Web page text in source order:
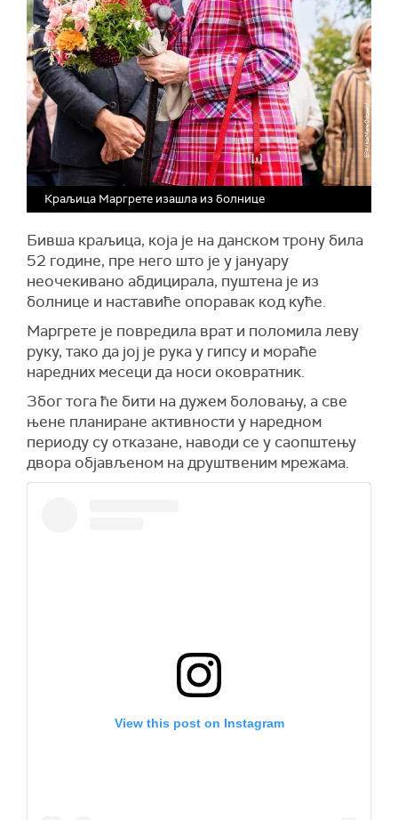
Краљица Маргрете изашла из болнице
Бивша краљица, која је на данском трону била
52 године, пре него што је у јануару
неочекивано абдицирала, пуштена је из
болнице и наставиће опоравак код куће.
Маргрете је повредила врат и поломила леву
руку, тако да јој је рука у гипсу и мораће
наредних месеци да носи оковратник.
Због тога ће бити на дужем боловању, а све
њене планиране активности у наредном
периоду су отказане, наводи се у саопштењу
двора објављеном на друштвеним мрежама.
View this post on Instagram